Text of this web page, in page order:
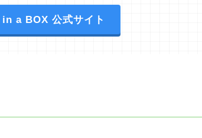
a BOX 公式サイト